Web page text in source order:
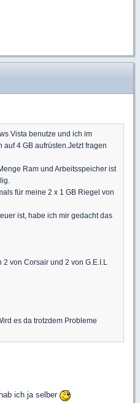
Vista benutze und ich im
auf 4 GB aufrüsten.Jetzt fragen
Ram und Arbeitsspeicher ist
für meine 2 x 1 GB Riegel von
ist, habe ich mir gedacht das
von Corsair und 2 von G.E.I.L
es da trotzdem Probleme
ich ja selber